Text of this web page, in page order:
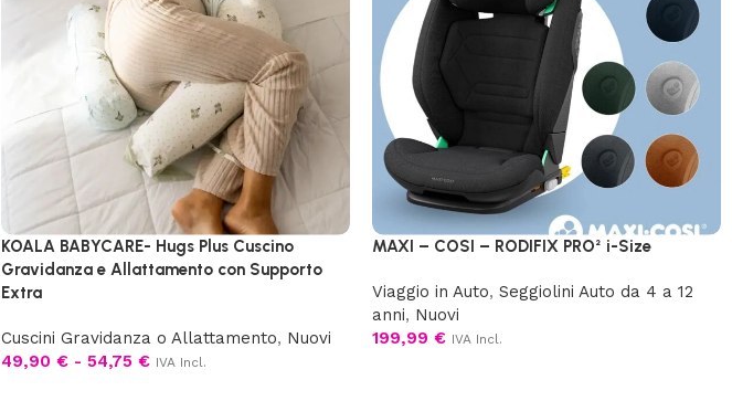
KOALA BABYCARE- Hugs Plus Cuscino
Gravidanza e Allattamento con Supporto
Extra
Cuscini Gravidanza o Allattamento, Nuovi
49,90 € - 54,75 € IVA Incl.
MAXI – COSI – RODIFIX PRO² i-Size
Viaggio in Auto, Seggiolini Auto da 4 a 12
anni, Nuovi
199,99 € IVA Incl.